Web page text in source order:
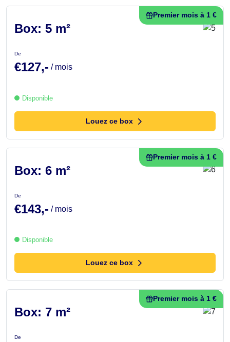
Premier mois à 1 €
Box: 5 m²
De
€127,- / mois
Disponible
Louez ce box
Premier mois à 1 €
Box: 6 m²
De
€143,- / mois
Disponible
Louez ce box
Premier mois à 1 €
Box: 7 m²
De